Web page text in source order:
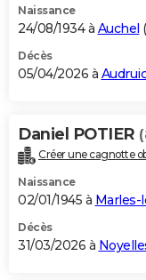
Naissance
24/08/1934 à Auchel (
Décès
05/04/2026 à
Daniel POTIER
Créer une cagnotte
Naissance
02/01/1945 à Marles-
Décès
31/03/2026 à